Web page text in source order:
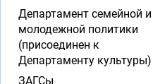
Департамент семейной и
молодежной политики
(присоединен к
Департаменту культуры)
ЗАГСы